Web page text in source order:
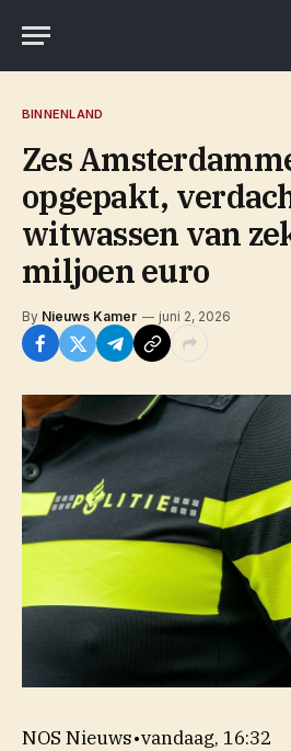
BINNENLAND
Zes
opgepakt,
witwassen van
miljoen euro
By Nieuws Kamer juni 2, 2026
NOS Nieuws•vandaag, 16:32